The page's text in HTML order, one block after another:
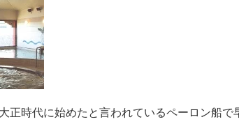
正時代に始めたと言われているペーロン船